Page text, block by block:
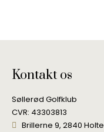
Kontakt os
Søllerød Golfklub
CVR: 43303813
Brillerne 9, 2840 Holte